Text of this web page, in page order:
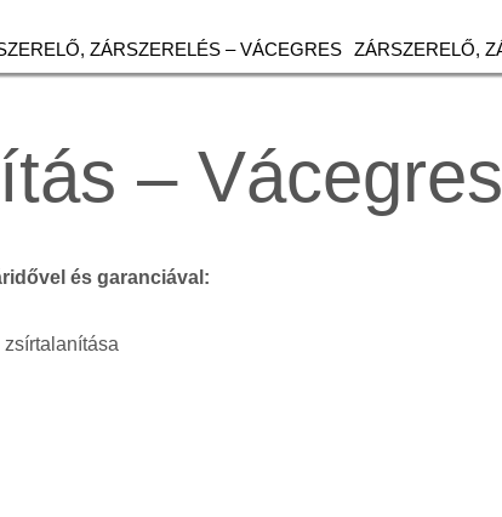
ZÁRSZERELÉS – VÁCEGRES ZÁRSZERELŐ,
– Vácegres
és garanciával: